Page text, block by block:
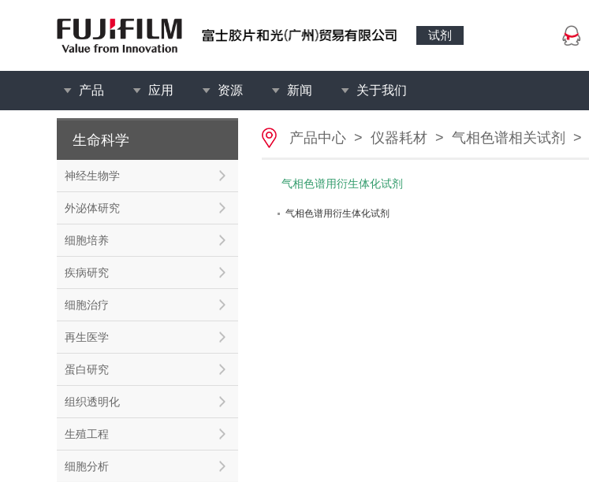
试剂
产品 应用 资源 新闻 关于我们
生命科学
神经生物学
外泌体研究
细胞培养
疾病研究
细胞治疗
再生医学
蛋白研究
组织透明化
生殖工程
细胞分析
产品中心 > 仪器耗材 > 气相色谱相关试剂 >
气相色谱用衍生体化试剂
气相色谱用衍生体化试剂